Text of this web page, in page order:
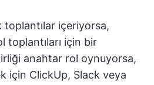
toplantılar içeriyorsa,
toplantıları için bir
anahtar rol oynuyorsa,
için ClickUp, Slack veya